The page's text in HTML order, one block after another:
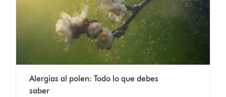
Alergias al polen: Todo lo que debes
saber